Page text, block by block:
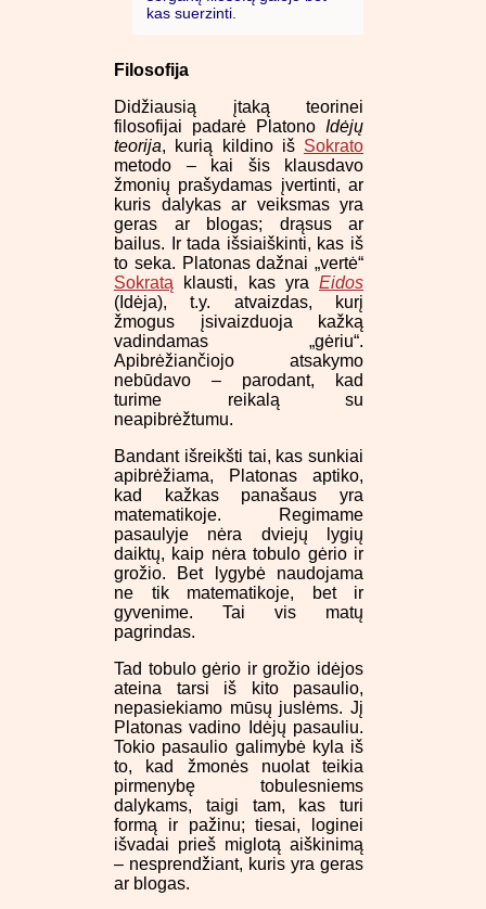
kas suerzinti.
Filosofija
Didžiausią įtaką teorinei
filosofijai padarė Platono Idėjų
teorija, kurią kildino iš Sokrato
metodo – kai šis klausdavo
žmonių prašydamas įvertinti, ar
kuris dalykas ar veiksmas yra
geras ar blogas; drąsus ar
bailus. Ir tada išsiaiškinti, kas iš
to seka. Platonas dažnai „vertė“
Sokratą klausti, kas yra Eidos
(Idėja), t.y. atvaizdas, kurį
žmogus įsivaizduoja kažką
vadindamas „gėriu“.
Apibrėžiančiojo atsakymo
nebūdavo – parodant, kad
turime reikalą su
neapibrėžtumu.
Bandant išreikšti tai, kas sunkiai
apibrėžiama, Platonas aptiko,
kad kažkas panašaus yra
matematikoje. Regimame
pasaulyje nėra dviejų lygių
daiktų, kaip nėra tobulo gėrio ir
grožio. Bet lygybė naudojama
ne tik matematikoje, bet ir
gyvenime. Tai vis matų
pagrindas.
Tad tobulo gėrio ir grožio idėjos
ateina tarsi iš kito pasaulio,
nepasiekiamo mūsų juslėms. Jį
Platonas vadino Idėjų pasauliu.
Tokio pasaulio galimybė kyla iš
to, kad žmonės nuolat teikia
pirmenybę tobulesniems
dalykams, taigi tam, kas turi
formą ir pažinu; tiesai, loginei
išvadai prieš miglotą aiškinimą
– nesprendžiant, kuris yra geras
ar blogas.